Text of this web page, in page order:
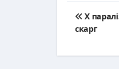
Post
X
скарг